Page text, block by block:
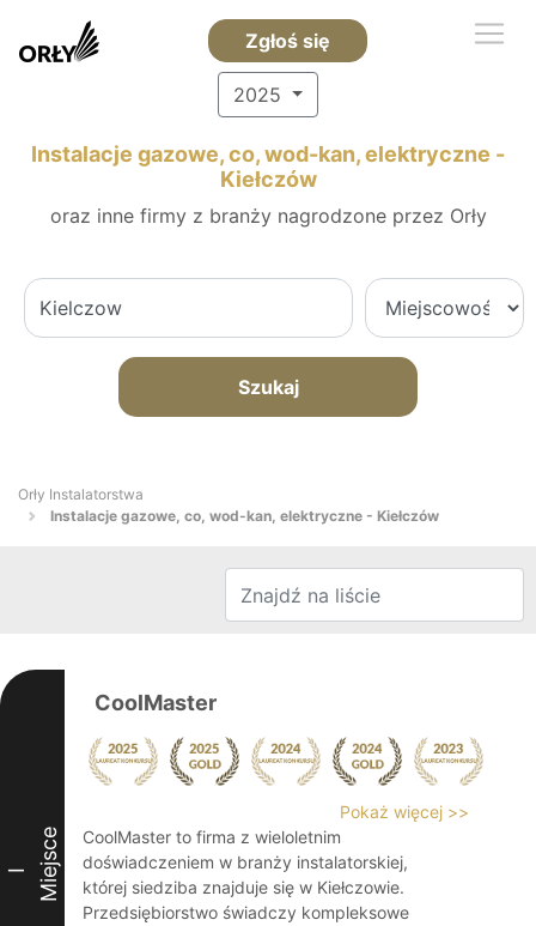
Zgłoś się
2025
Instalacje gazowe, co, wod-kan, elektryczne -
Kiełczów
oraz inne firmy z branży nagrodzone przez Orły
Szukaj
Orły Instalatorstwa
Instalacje gazowe, co, wod-kan, elektryczne - Kiełczów
I Miejsce
CoolMaster
Pokaż więcej >>
CoolMaster to firma z wieloletnim
doświadczeniem w branży instalatorskiej,
której siedziba znajduje się w Kiełczowie.
Przedsiębiorstwo świadczy kompleksowe